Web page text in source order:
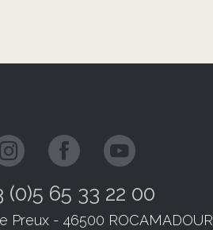
(0)5 65 33 22 00
Preux - 46500 ROCAMADOUR